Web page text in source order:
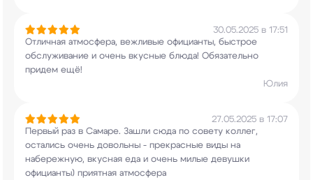
30.05.2025 в 17:51
Отличная атмосфера, вежливые официанты, быстрое
обслуживание и очень вкусные блюда! Обязательно
придем ещё!
Юлия
27.05.2025 в 17:07
Первый раз в Самаре. Зашли сюда по совету коллег,
остались очень довольны - прекрасные виды на
набережную, вкусная еда и очень милые девушки
официанты) приятная атмосфера